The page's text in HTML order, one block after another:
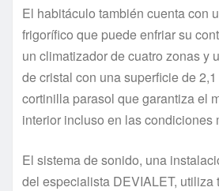
El habitáculo también cuenta con
frigorífico que puede enfriar su
un climatizador de cuatro zonas y
de cristal con una superficie de 2,1
cortinilla parasol que garantiza el
interior incluso en las condiciones
El sistema de sonido, una
del especialista DEVIALET, utiliza